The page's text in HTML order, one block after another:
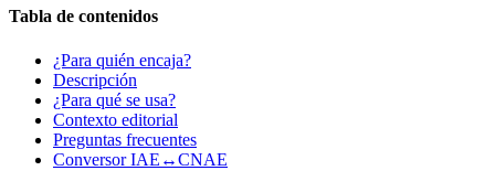
Tabla de contenidos
¿Para quién encaja?
Descripción
¿Para qué se usa?
Contexto editorial
Preguntas frecuentes
Conversor IAE↔CNAE